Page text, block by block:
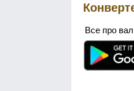
Все про